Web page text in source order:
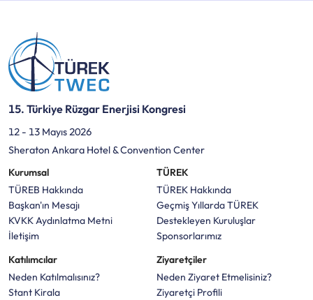
15. Türkiye Rüzgar Enerjisi Kongresi
12 - 13 Mayıs 2026
Sheraton Ankara Hotel & Convention Center
Kurumsal
TÜREB Hakkında
Başkan'ın Mesajı
KVKK Aydınlatma Metni
İletişim
TÜREK
TÜREK Hakkında
Geçmiş Yıllarda TÜREK
Destekleyen Kuruluşlar
Sponsorlarımız
Katılımcılar
Neden Katılmalısınız?
Stant Kirala
Ziyaretçiler
Neden Ziyaret Etmelisiniz?
Ziyaretçi Profili